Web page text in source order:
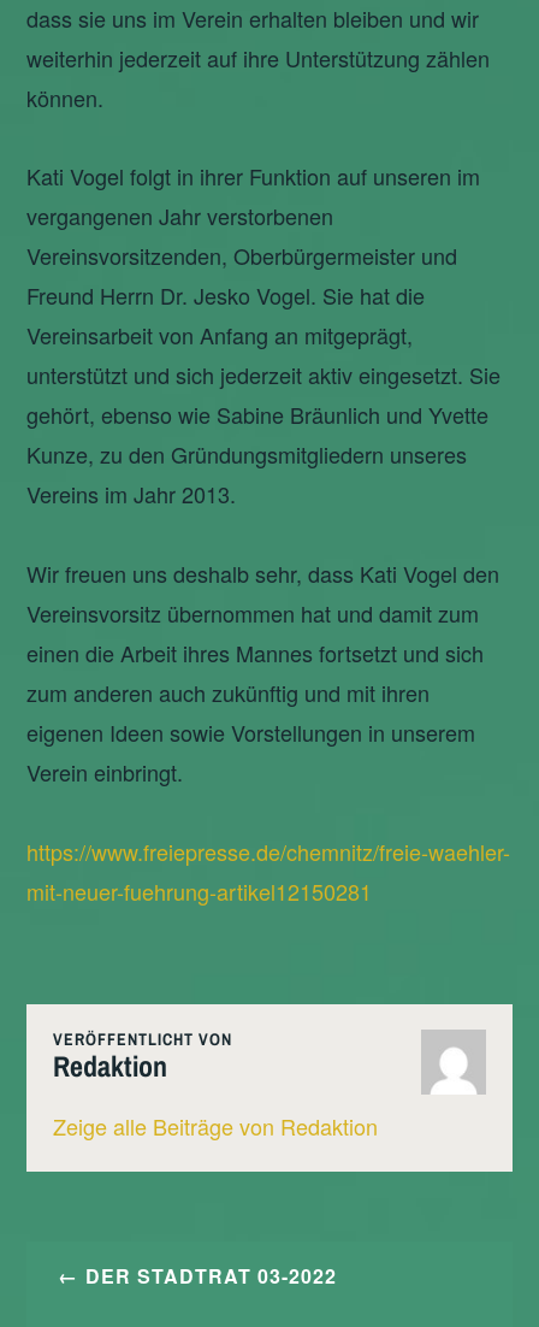
dass sie uns im Verein erhalten bleiben und wir
weiterhin jederzeit auf ihre Unterstützung zählen
können.
Kati Vogel folgt in ihrer Funktion auf unseren im
vergangenen Jahr verstorbenen
Vereinsvorsitzenden, Oberbürgermeister und
Freund Herrn Dr. Jesko Vogel. Sie hat die
Vereinsarbeit von Anfang an mitgeprägt,
unterstützt und sich jederzeit aktiv eingesetzt. Sie
gehört, ebenso wie Sabine Bräunlich und Yvette
Kunze, zu den Gründungsmitgliedern unseres
Vereins im Jahr 2013.
Wir freuen uns deshalb sehr, dass Kati Vogel den
Vereinsvorsitz übernommen hat und damit zum
einen die Arbeit ihres Mannes fortsetzt und sich
zum anderen auch zukünftig und mit ihren
eigenen Ideen sowie Vorstellungen in unserem
Verein einbringt.
https://www.freiepresse.de/chemnitz/freie-waehler-
mit-neuer-fuehrung-artikel12150281
VERÖFFENTLICHT VON
Redaktion
Zeige alle Beiträge von Redaktion
Beitragsnavigation
DER STADTRAT 03-2022